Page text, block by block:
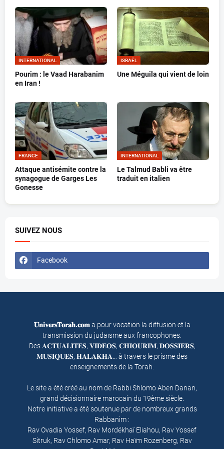
INTERNATIONAL
Pourim : le Vaad Harabanim
en Iran !
ISRAËL
Une Méguila qui vient de loin
FRANCE
Attaque antisémite contre la
synagogue de Garges Les
Gonesse
INTERNATIONAL
Le Talmud Babli va être
traduit en italien
SUIVEZ NOUS
Facebook
𝐔𝐧𝐢𝐯𝐞𝐫𝐬𝐓𝐨𝐫𝐚𝐡.𝐜𝐨𝐦a pour vocation la diffusion et la
transmission du judaïsme aux francophones.
Des 𝐀𝐂𝐓𝐔𝐀𝐋𝐈𝐓𝐄𝐒, 𝐕𝐈𝐃𝐄𝐎𝐒, 𝐂𝐇𝐈𝐎𝐔𝐑𝐈𝐌, 𝐃𝐎𝐒𝐒𝐈𝐄𝐑𝐒,
𝐌𝐔𝐒𝐈𝐐𝐔𝐄𝐒, 𝐇𝐀𝐋𝐀𝐊𝐇𝐀… à travers le prisme des
enseignements de la Torah.
Le site a été créé au nom de Rabbi Shlomo Aben Danan,
grand décisionnaire marocain du 19ème siècle.
Notre initiative a été soutenue par de nombreux grands
Rabbanim :
Rav Ovadia Yossef, Rav Mordékhaï Eliahou, Rav Yossef
Sitruk, Rav Chlomo Amar, Rav Haïm Rozenberg, Rav